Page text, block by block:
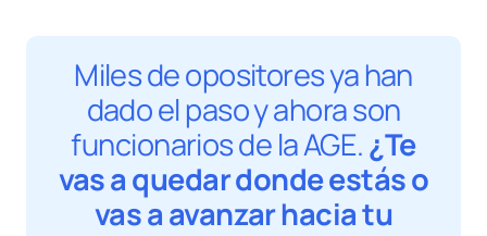
Miles de opositores ya han
dado el paso y ahora son
funcionarios de la AGE.¿Te
vas a quedar donde estás o
vas a avanzar hacia tu